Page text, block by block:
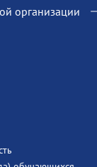
организации